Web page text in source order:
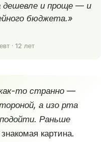
дешевле и проще — и
бюджета.»
· 12 лет
то странно —
а изо рта
Раньше
картина.